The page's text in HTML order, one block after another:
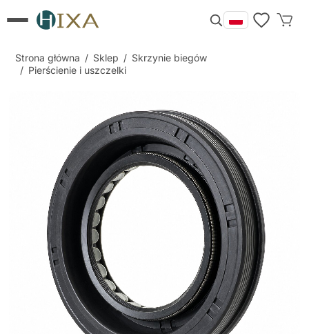
Strona główna / Sklep / Skrzynie biegów
/ Pierścienie i uszczelki